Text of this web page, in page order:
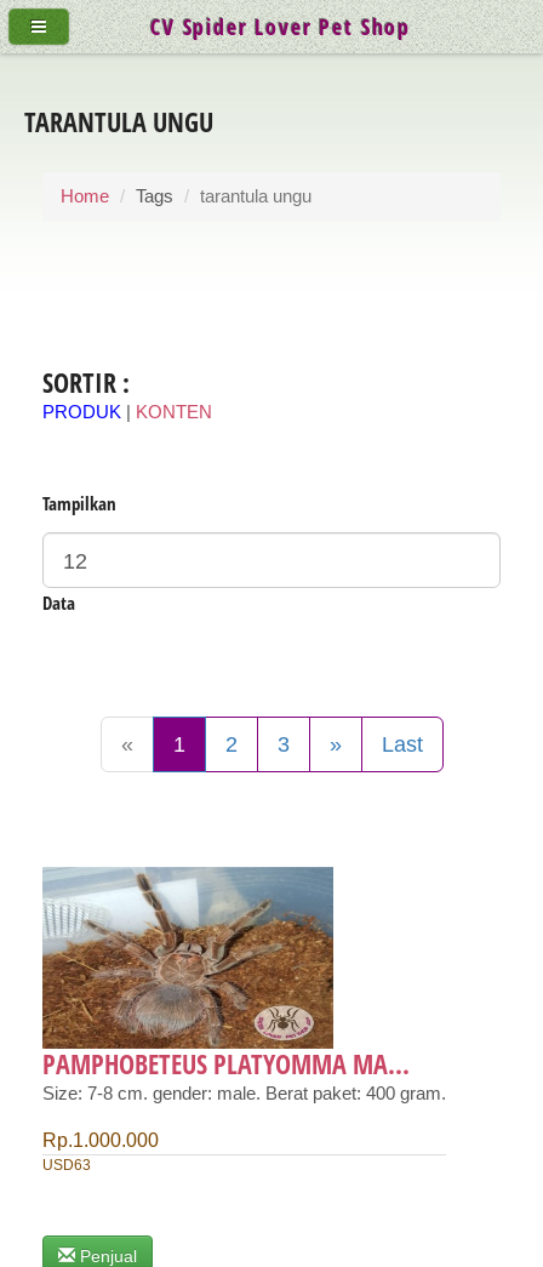
TARANTULA UNGU
Home Tags tarantula ungu
SORTIR :
PRODUK KONTEN
Tampilkan
Data
« 1 2 3 » Last
PAMPHOBETEUS PLATYOMMA MA...
Size: 7-8 cm. gender: male. Berat paket: 400 gram.
Rp.1.000.000
USD63
Penjual
CV Spider Lover Pet Shop